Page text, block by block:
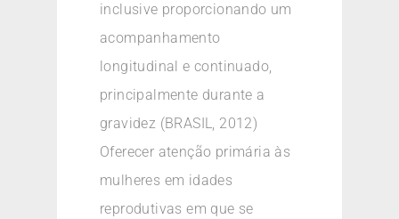
inclusive proporcionando um
acompanhamento
longitudinal e continuado,
principalmente durante a
gravidez (BRASIL, 2012)
Oferecer atenção primária às
mulheres em idades
reprodutivas em que se